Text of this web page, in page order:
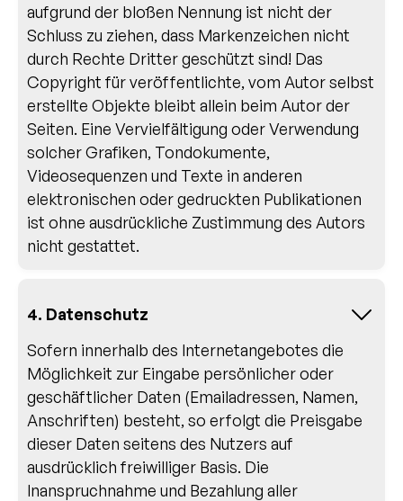
aufgrund der bloßen Nennung ist nicht der
Schluss zu ziehen, dass Markenzeichen nicht
durch Rechte Dritter geschützt sind! Das
Copyright für veröffentlichte, vom Autor selbst
erstellte Objekte bleibt allein beim Autor der
Seiten. Eine Vervielfältigung oder Verwendung
solcher Grafiken, Tondokumente,
Videosequenzen und Texte in anderen
elektronischen oder gedruckten Publikationen
ist ohne ausdrückliche Zustimmung des Autors
nicht gestattet.
4. Datenschutz
Sofern innerhalb des Internetangebotes die
Möglichkeit zur Eingabe persönlicher oder
geschäftlicher Daten (Emailadressen, Namen,
Anschriften) besteht, so erfolgt die Preisgabe
dieser Daten seitens des Nutzers auf
ausdrücklich freiwilliger Basis. Die
Inanspruchnahme und Bezahlung aller